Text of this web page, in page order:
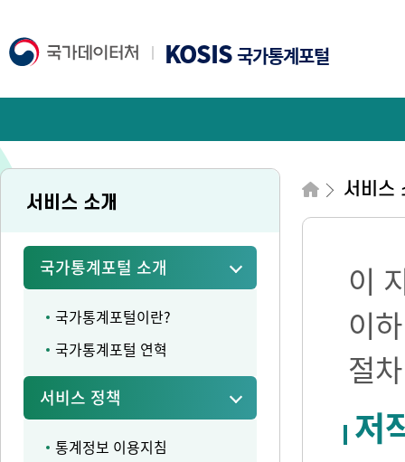
KOSIS국가통계포털
서비스 소개
국가통계포털 소개
국가통계포털이란?
국가통계포털 연혁
서비스 정책
통계정보 이용지침
서비스
이
이
절
저